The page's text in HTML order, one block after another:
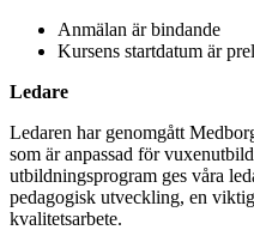
Anmälan är bindande
Kursens startdatum är
Ledare
Ledaren har genomgått
som är anpassad för
utbildningsprogram ges våra
pedagogisk utveckling, en
kvalitetsarbete.